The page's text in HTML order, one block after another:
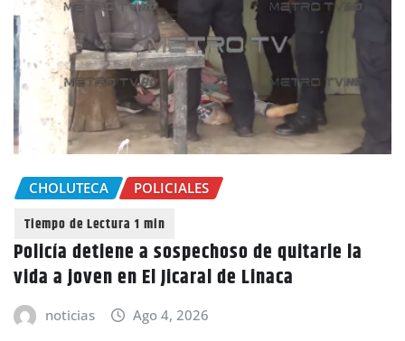
CHOLUTECA POLICIALES
Policía detiene a sospechoso de quitarle la
vida a joven en El Jicaral de Linaca
noticias Ago 4, 2026